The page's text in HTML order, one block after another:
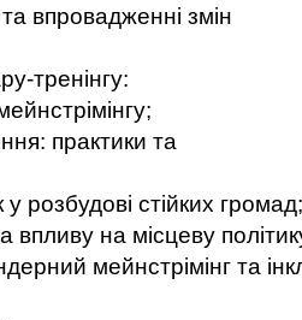
впровадженні змін
тренінгу:
практики та
розбудові стійких громад;
впливу на місцеву
мейнстрімінг та